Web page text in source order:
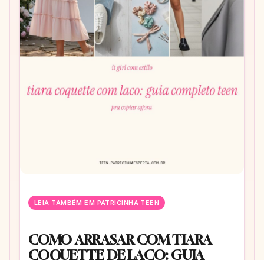
LEIA TAMBÉM EM PATRICINHA TEEN
COMO ARRASAR COM TIARA
COQUETTE DE LAÇO: GUIA